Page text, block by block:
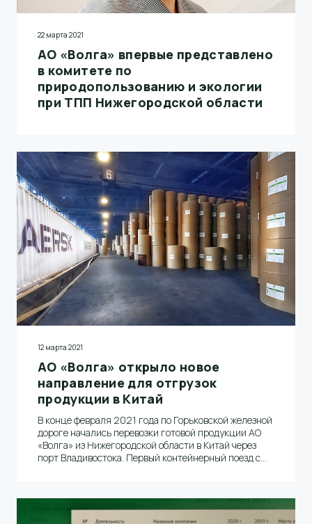
22 марта 2021
АО «Волга» впервые представлено
в комитете по
природопользованию и экологии
при ТПП Нижегородской области
12 марта 2021
АО «Волга» открыло новое
направление для отгрузок
продукции в Китай
В конце февраля 2021 года по Горьковской железной
дороге начались перевозки готовой продукции АО
«Волга» из Нижегородской области в Китай через
порт Владивостока. Первый контейнерный поезд с
сообщил заместитель генерального директора по
транспорту и логистике Алексей Полянский.